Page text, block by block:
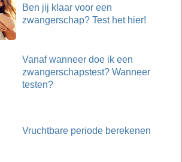
Ben jij klaar voor een
zwangerschap? Test het hier!
Vanaf wanneer doe ik een
zwangerschapstest? Wanneer
testen?
Vruchtbare periode berekenen